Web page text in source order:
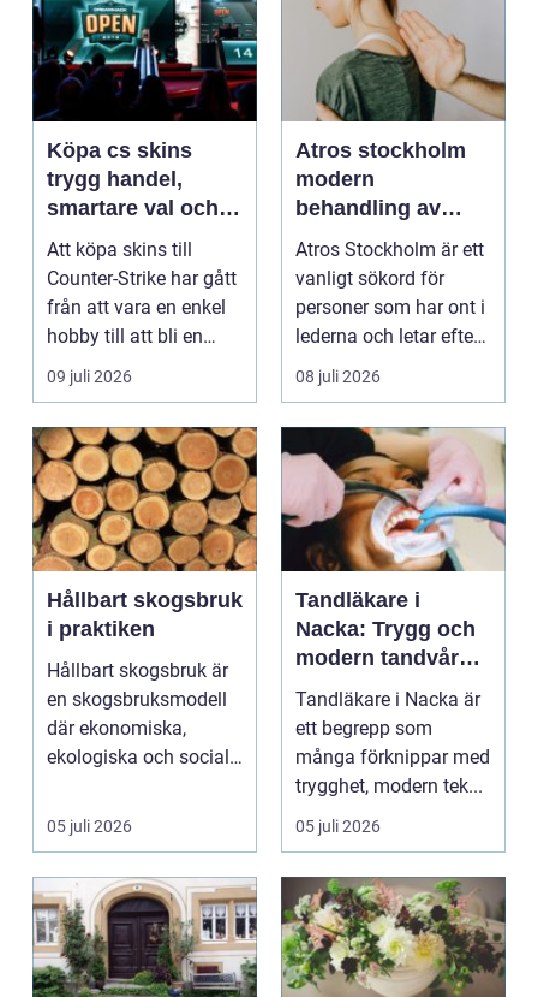
Köpa cs skins
trygg handel,
smartare val och
bättre affärer
Att köpa skins till
Counter-Strike har gått
från att vara en enkel
hobby till att bli en
egen liten ...
09 juli 2026
Atros stockholm
modern
behandling av
ledbesvär i
huvudstaden
Atros Stockholm är ett
vanligt sökord för
personer som har ont i
lederna och letar efter
hjälp i huv...
08 juli 2026
Hållbart skogsbruk
i praktiken
Hållbart skogsbruk är
en skogsbruksmodell
där ekonomiska,
ekologiska och sociala
...
05 juli 2026
Tandläkare i
Nacka: Trygg och
modern tandvård
nära dig
Tandläkare i Nacka är
ett begrepp som
många förknippar med
trygghet, modern tek...
05 juli 2026